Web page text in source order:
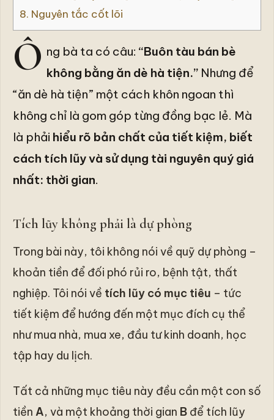
8. Nguyên tắc cốt lõi
Ô ng bà ta có câu:“Buôn tàu bán bè
không bằng ăn dè hà tiện.” Nhưng để
“ăn dè hà tiện” một cách khôn ngoan thì
không chỉ là gom góp từng đồng bạc lẻ. Mà
là phải hiểu rõ bản chất của tiết kiệm, biết
cách tích lũy và sử dụng tài nguyên quý giá
nhất: thời gian.
Tích lũy không phải là dự phòng
Trong bài này, tôi không nói về quỹ dự phòng –
khoản tiền để đối phó rủi ro, bệnh tật, thất
nghiệp. Tôi nói về tích lũy có mục tiêu – tức
tiết kiệm để hướng đến một mục đích cụ thể
như mua nhà, mua xe, đầu tư kinh doanh, học
tập hay du lịch.
Tất cả những mục tiêu này đều cần một con số
tiền A, và một khoảng thời gian B để tích lũy